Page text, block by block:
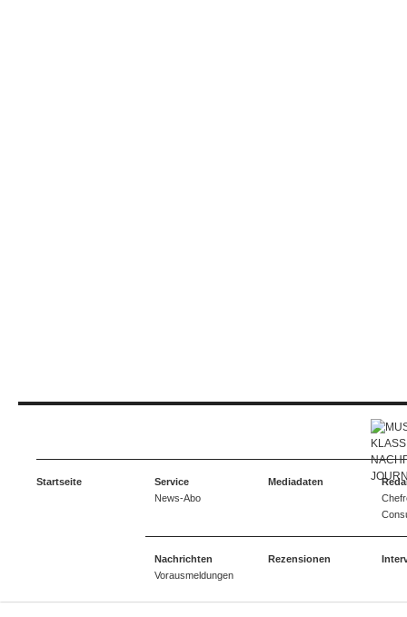
Startseite
Service
News-Abo
Mediadaten
Nachrichten
Vorausmeldungen
Rezensionen